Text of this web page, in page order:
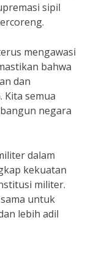
sipil
mengawasi
bahwa
dan
Kita semua
negara
dalam
kekuatan
militer.
untuk
lebih adil